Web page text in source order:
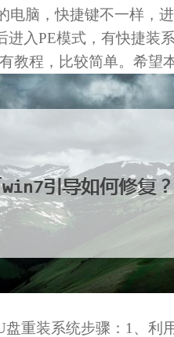
电脑，快捷键不一样，
进入PE模式，有快捷装
教程，比较简单。希望
盘重装系统步骤：1、利